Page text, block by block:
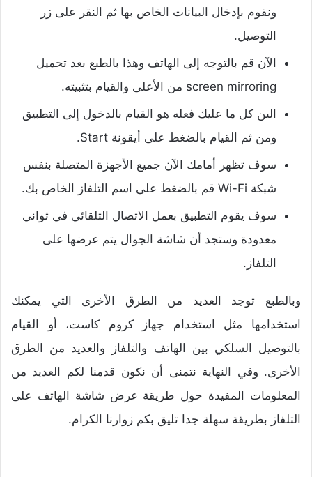
ونقوم بإدخال البيانات الخاص بها ثم النقر على زر
التوصيل.
الآن قم بالتوجه إلى الهاتف وهذا بالطبع بعد تحميل
screen mirroring من الأعلى والقيام بتثبيته.
الىن كل ما عليك فعله هو القيام بالدخول إلى التطبيق
ومن ثم القيام بالضغط على أيقونة Start.
سوف تظهر أمامك الآن جميع الأجهزة المتصلة بنفس
شبكة Wi-Fi قم بالضغط على اسم التلفاز الخاص بك.
سوف يقوم التطبيق بعمل الاتصال التلقائي في ثواني
معدودة وستجد أن شاشة الجوال يتم عرضها على
التلفاز.
وبالطبع توجد العديد من الطرق الأخرى التي يمكنك
استخدامها مثل استخدام جهاز كروم كاست، أو القيام
بالتوصيل السلكي بين الهاتف والتلفاز والعديد من الطرق
الأخرى. وفي النهاية نتمنى أن نكون قدمنا لكم العديد من
المعلومات المفيدة حول طريقة عرض شاشة الهاتف على
التلفاز بطريقة سهلة جدا تليق بكم زوارنا الكرام.